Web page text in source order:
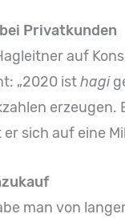
Privatkunden
auf
„2020 isthagi
erzeugen.
sich auf eine
man von